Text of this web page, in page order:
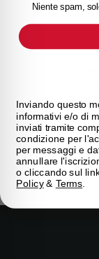
risposte
FAQ
Niente spam,
Inviando questo
informativi e/o di
inviati tramite
condizione per
per messaggi e
annullare
o cliccando sul
Policy& Terms